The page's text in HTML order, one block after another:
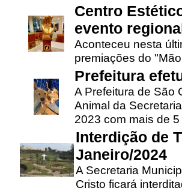
Centro
evento
Aconteceu nesta
premiações do
Prefeitura
A Prefeitura de São
Animal da
2023 com mais de 5
Interdição de
Janeiro/2024
A Secretaria
Cristo ficará